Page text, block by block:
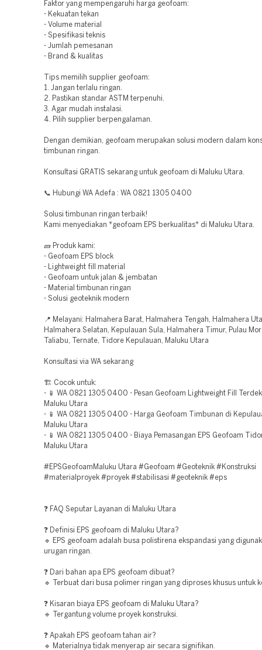
Faktor yang mempengaruhi harga geofoam:
- Kekuatan tekan
- Volume material
- Spesifikasi teknis
- Jumlah pemesanan
- Brand & kualitas
Tips memilih supplier geofoam:
1. Jangan terlalu ringan.
2. Pastikan standar ASTM terpenuhi.
3. Agar mudah instalasi.
4. Pilih supplier berpengalaman.
Dengan demikian, geofoam merupakan solusi modern dalam
timbunan ringan.
Konsultasi GRATIS sekarang untuk geofoam di Maluku Utara.
📞 Hubungi WA Adefa : WA 0821 1305 0400
Solusi timbunan ringan terbaik!
Kami menyediakan *geofoam EPS berkualitas* di Maluku Utara.
🧱 Produk kami:
- Geofoam EPS block
- Lightweight fill material
- Geofoam untuk jalan & jembatan
- Material timbunan ringan
- Solusi geoteknik modern
📍 Melayani: Halmahera Barat, Halmahera Tengah, Halmahera
Halmahera Selatan, Kepulauan Sula, Halmahera Timur, Pulau
Taliabu, Ternate, Tidore Kepulauan, Maluku Utara
Konsultasi via WA sekarang
🏗️ Cocok untuk:
- 📱 WA 0821 1305 0400 - Pesan Geofoam Lightweight Fill
Maluku Utara
- 📱 WA 0821 1305 0400 - Harga Geofoam Timbunan di
Maluku Utara
- 📱 WA 0821 1305 0400 - Biaya Pemasangan EPS Geofoam
Maluku Utara
#EPSGeofoamMaluku Utara #Geofoam #Geoteknik #Konstruksi
#materialproyek #proyek #stabilisasi #geoteknik #eps
❓ FAQ Seputar Layanan di Maluku Utara
❓ Definisi EPS geofoam di Maluku Utara?
🔹 EPS geofoam adalah busa polistirena ekspandasi yang
urugan ringan.
❓ Dari bahan apa EPS geofoam dibuat?
🔹 Terbuat dari busa polimer ringan yang diproses khusus untuk
❓ Kisaran biaya EPS geofoam di Maluku Utara?
🔹 Tergantung volume proyek konstruksi.
❓ Apakah EPS geofoam tahan air?
🔹 Materialnya tidak menyerap air secara signifikan.